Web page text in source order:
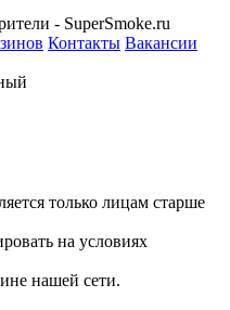
- SuperSmoke.ru
Контакты Вакансии
только лицам старше
на условиях
нашей сети.